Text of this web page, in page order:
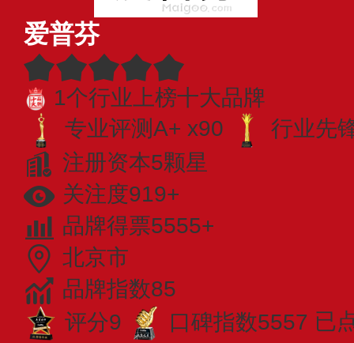
爱普芬
1个行业上榜十大品牌
专业评测A+ x90
行业先
注册资本5颗星
关注度919+
品牌得票5555+
北京市
品牌指数85
评分9
口碑指数5557 已